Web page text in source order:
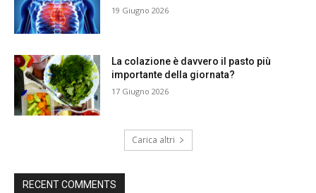
19 Giugno 2026
La colazione è davvero il pasto più
importante della giornata?
17 Giugno 2026
Carica altri
RECENT COMMENTS